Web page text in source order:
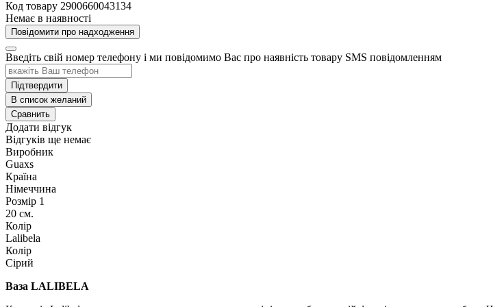
Код товару 2900660043134
Немає в наявності
Повідомити про надходження
Введіть свій номер телефону і ми повідомимо Вас про наявність товару SMS повідомленням
Підтвердити
В список желаний
Сравнить
Додати відгук
Відгуків ще немає
Виробник
Guaxs
Країна
Німеччина
Розмір 1
20 см.
Колір
Lalibela
Колір
Сірий
Ваза LALIBELA